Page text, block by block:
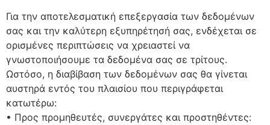
Για την αποτελεσματική επεξεργασία των δεδομένων
σας και την καλύτερη εξυπηρέτησή σας, ενδέχεται σε
ορισμένες περιπτώσεις να χρειαστεί να
γνωστοποιήσουμε τα δεδομένα σας σε τρίτους.
Ωστόσο, η διαβίβαση των δεδομένων σας θα γίνεται
αυστηρά εντός του πλαισίου που περιγράφεται
κατωτέρω:
• Προς προμηθευτές, συνεργάτες και προστηθέντες: